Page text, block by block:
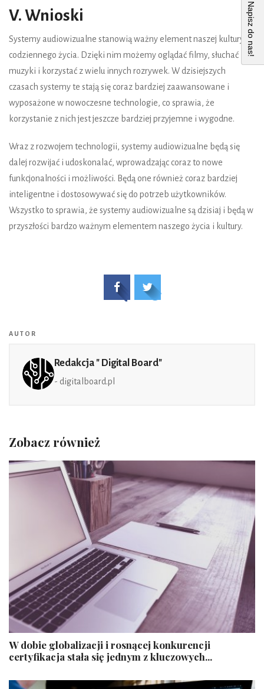
V. Wnioski
Systemy audiowizualne stanowią ważny element naszej kultury i
codziennego życia. Dzięki nim możemy oglądać filmy, słuchać
muzyki i korzystać z wielu innych rozrywek. W dzisiejszych
czasach systemy te stają się coraz bardziej zaawansowane i
wyposażone w nowoczesne technologie, co sprawia, że
korzystanie z nich jest jeszcze bardziej przyjemne i wygodne.
Wraz z rozwojem technologii, systemy audiowizualne będą się
dalej rozwijać i udoskonalać, wprowadzając coraz to nowe
funkcjonalności i możliwości. Będą one również coraz bardziej
inteligentne i dostosowywać się do potrzeb użytkowników.
Wszystko to sprawia, że systemy audiowizualne są dzisiaj i będą w
przyszłości bardzo ważnym elementem naszego życia i kultury.
AUTOR
Redakcja " Digital Board"
- digitalboard.pl
Zobacz również
W dobie globalizacji i rosnącej konkurencji
certyfikacja stała się jednym z kluczowych...
Napisz do nas!